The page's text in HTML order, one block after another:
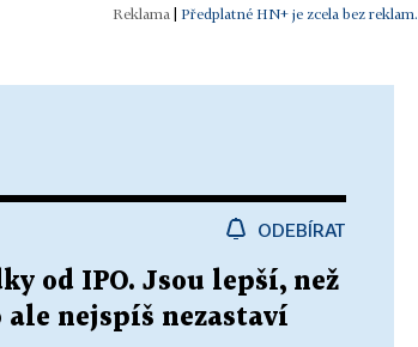
| Předplatné HN+ je zcela bez reklam.
ODEBÍRAT
od IPO. Jsou lepší, než
ale nejspíš nezastaví